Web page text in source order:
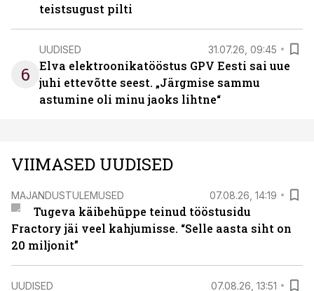
teistsugust pilti
6
UUDISED 31.07.26, 09:45
Elva elektroonikatööstus GPV Eesti sai uue
juhi ettevõtte seest. „Järgmise sammu
astumine oli minu jaoks lihtne“
VIIMASED UUDISED
MAJANDUSTULEMUSED 07.08.26, 14:19
Tugeva käibehüppe teinud tööstusidu
Fractory jäi veel kahjumisse. “Selle aasta siht on
20 miljonit”
UUDISED 07.08.26, 13:51